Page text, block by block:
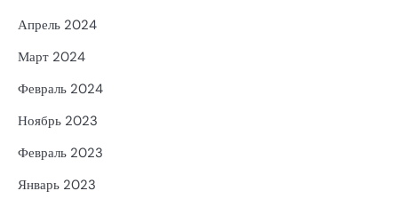
Апрель 2024
Март 2024
Февраль 2024
Ноябрь 2023
Февраль 2023
Январь 2023